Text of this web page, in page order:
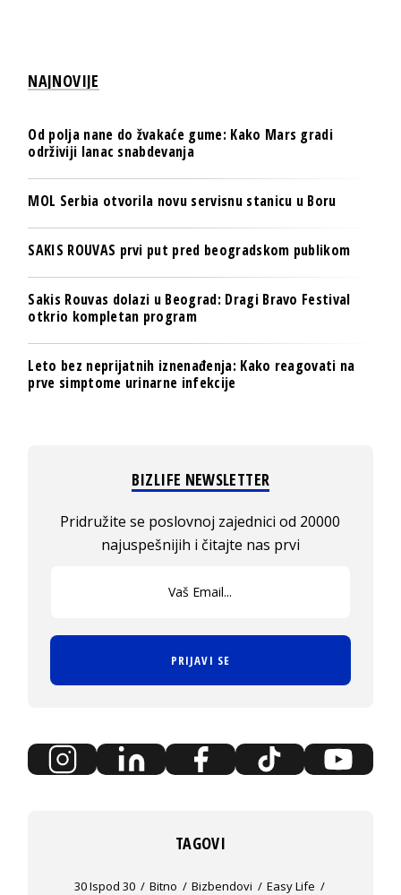
NAJNOVIJE
Od polja nane do žvakaće gume: Kako Mars gradi
održiviji lanac snabdevanja
MOL Serbia otvorila novu servisnu stanicu u Boru
SAKIS ROUVAS prvi put pred beogradskom publikom
Sakis Rouvas dolazi u Beograd: Dragi Bravo Festival
otkrio kompletan program
Leto bez neprijatnih iznenađenja: Kako reagovati na
prve simptome urinarne infekcije
BIZLIFE NEWSLETTER
Pridružite se poslovnoj zajednici od 20000
najuspešnijih i čitajte nas prvi
PRIJAVI SE
TAGOVI
30 Ispod 30 Bitno Bizbendovi
Easy Life